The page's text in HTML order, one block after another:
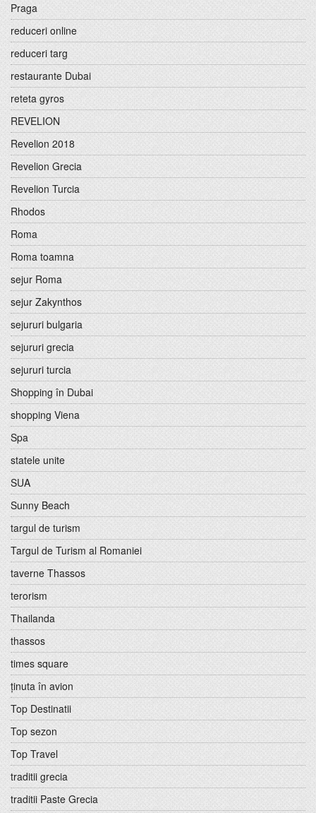
Praga
reduceri online
reduceri targ
restaurante Dubai
reteta gyros
REVELION
Revelion 2018
Revelion Grecia
Revelion Turcia
Rhodos
Roma
Roma toamna
sejur Roma
sejur Zakynthos
sejururi bulgaria
sejururi grecia
sejururi turcia
Shopping în Dubai
shopping Viena
Spa
statele unite
SUA
Sunny Beach
targul de turism
Targul de Turism al Romaniei
taverne Thassos
terorism
Thailanda
thassos
times square
ținuta în avion
Top Destinatii
Top sezon
Top Travel
traditii grecia
traditii Paste Grecia